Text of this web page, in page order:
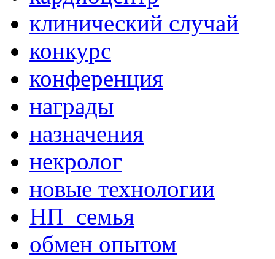
клинический случай
конкурс
конференция
награды
назначения
некролог
новые технологии
НП_семья
обмен опытом